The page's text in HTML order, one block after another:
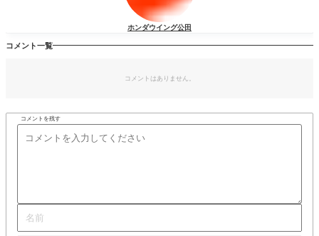
ホンダウイング公田
コメント一覧
コメントはありません。
コメントを残す